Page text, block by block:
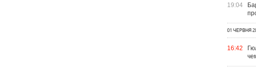
19:04
01 ЧЕРВНЯ
16:42